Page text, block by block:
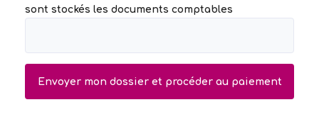
sont stockés les documents comptables